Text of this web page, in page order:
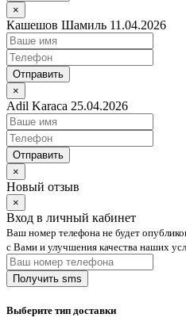
×
Кашешов Шамиль 11.04.2026
Отправить
×
Adil Karaca 25.04.2026
Отправить
×
Новый отзыв
×
Вход в личный кабинет
Ваш номер телефона не будет
с Вами и улучшения качества наших
Выберите тип доставки